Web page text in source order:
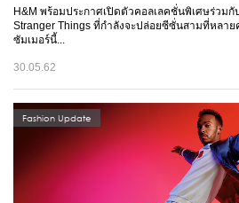
H&M พร้อมประกาศเปิดตัวคอลเลคชั่นพิเศษร่วมกั
Stranger Things ที่กำลังจะปล่อยซีซั่นสามที่หลา
ซัมเมอร์นี้...
30.05.62
Fashion Update